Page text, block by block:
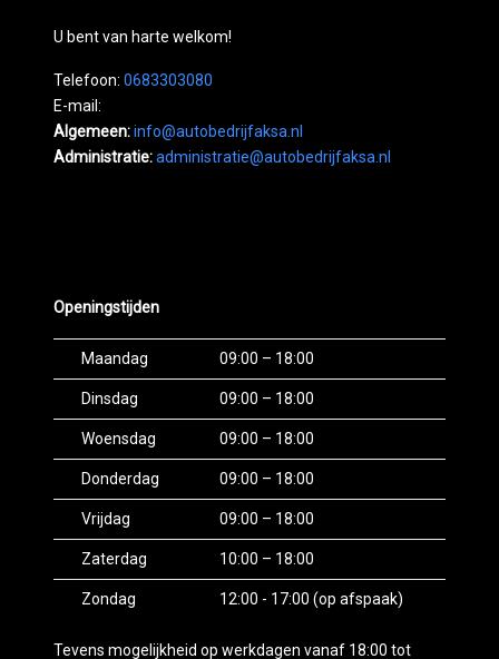
U bent van harte welkom!
Telefoon: 0683303080
E-mail:
Algemeen:info@autobedrijfaksa.nl
Administratie:administratie@autobedrijfaksa.nl
Openingstijden
Maandag 09:00 – 18:00
Dinsdag 09:00 – 18:00
Woensdag 09:00 – 18:00
Donderdag 09:00 – 18:00
Vrijdag 09:00 – 18:00
Zaterdag 10:00 – 18:00
Zondag 12:00 - 17:00 (op afspaak)
Tevens mogelijkheid op werkdagen vanaf 18:00 tot